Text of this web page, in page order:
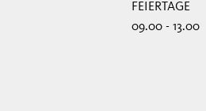
FEIERTAGE
09.00 - 13.00